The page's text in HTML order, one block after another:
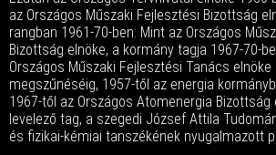
az Országos Műszaki Fejlesztési Bizottság
rangban 1961-70-ben. Mint az Országos
Bizottság elnöke, a kormány tagja 1967-70-
Országos Műszaki Fejlesztési Tanács elnöke
megszűnéséig, 1957-től az energia
1967-től az Országos Atomenergia Bizottság
levelező tag, a szegedi József Attila
és fizikai-kémiai tanszékének nyugalmazott